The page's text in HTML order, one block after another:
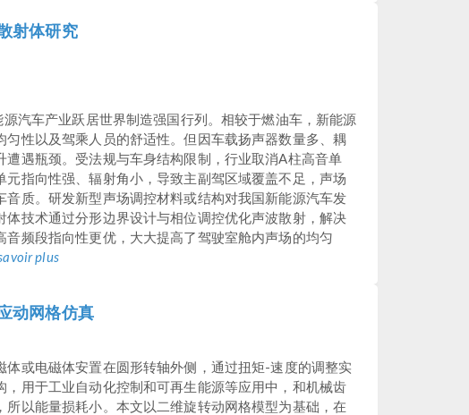
射体研究
源汽车产业跃居世界制造强国行列。相较于燃油车，新能源
匀性以及驾乘人员的舒适性。但因车载扬声器数量多、耦
遭遇瓶颈。受法规与车身结构限制，行业取消A柱高音单
元指向性强、辐射角小，导致主副驾区域覆盖不足，声场
音质。研发新型声场调控材料或结构对我国新能源汽车发
体技术通过分形边界设计与相位调控优化声波散射，解决
音频段指向性更优，大大提高了驾驶室舱内声场的均匀
plus
动网格仿真
体或电磁体安置在圆形转轴外侧，通过扭矩-速度的调整实
，用于工业自动化控制和可再生能源等应用中，和机械齿
所以能量损耗小。本文以二维旋转动网格模型为基础，在